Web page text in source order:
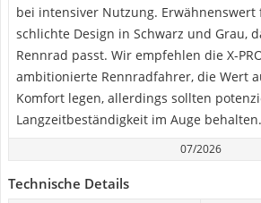
bei intensiver Nutzung. Erwähnenswert
schlichte Design in Schwarz und Grau,
Rennrad passt. Wir empfehlen die X-
ambitionierte Rennradfahrer, die Wert
Komfort legen, allerdings sollten
Langzeitbeständigkeit im Auge behalten.
07/2026
Technische Details